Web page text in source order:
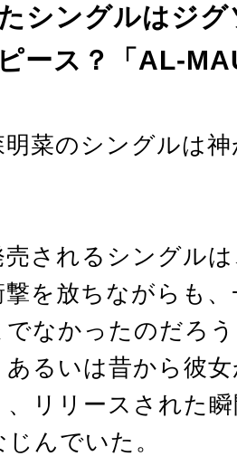
シングルはジグ
ース？「AL-
明菜のシングルは
されるシングル
を放ちながらも
でなかったのだろ
るいは昔から彼
リリースされた
んでいた。